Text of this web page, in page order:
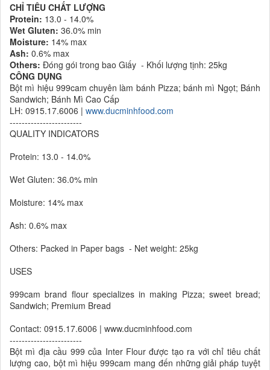
CHỈ TIÊU CHẤT LƯỢNG
Protein: 13.0 - 14.0%
Wet Gluten: 36.0% min
Moisture: 14% max
Ash: 0.6% max
Others: Đóng gói trong bao Giấy - Khối lượng tịnh: 25kg
CÔNG DỤNG
Bột mì hiệu 999cam chuyên làm bánh Pizza; bánh mì Ngọt; Bánh
Sandwich; Bánh Mì Cao Cấp
LH: 0915.17.6006 | www.ducminhfood.com
------------------------
QUALITY INDICATORS
Protein: 13.0 - 14.0%
Wet Gluten: 36.0% min
Moisture: 14% max
Ash: 0.6% max
Others: Packed in Paper bags - Net weight: 25kg
USES
999cam brand flour specializes in making Pizza; sweet bread;
Sandwich; Premium Bread
Contact: 0915.17.6006 | www.ducminhfood.com
------------------------
Bột mì địa cầu 999 của Inter Flour được tạo ra với chỉ tiêu chất
lượng cao, bột mì hiệu 999cam mang đến những giải pháp tuyệt